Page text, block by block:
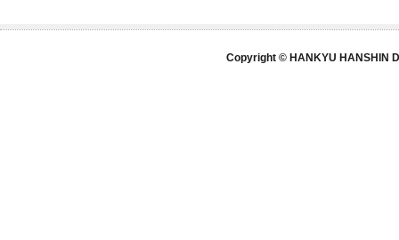
Copyright © HANKYU HANSHIN